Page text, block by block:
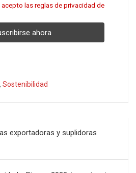
las reglas de privacidad de
, Sostenibilidad
exportadoras y suplidoras